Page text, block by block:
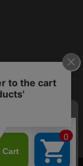
トショップ